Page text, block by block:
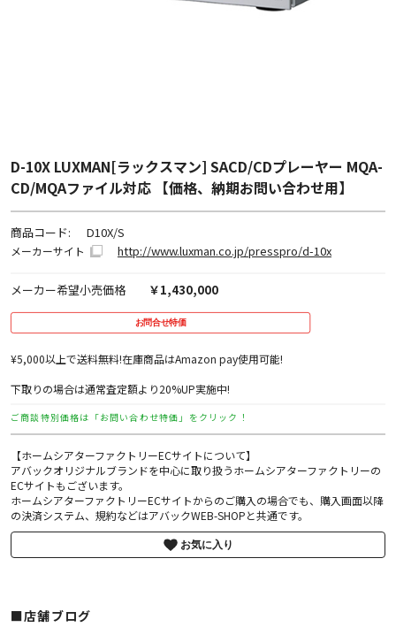
D-10X LUXMAN[ラックスマン] SACD/CDプレーヤー MQA-
CD/MQAファイル対応 【価格、納期お問い合わせ用】
商品コード: D10X/S
メーカーサイト http://www.luxman.co.jp/presspro/d-10x
メーカー希望小売価格 ￥1,430,000
お問合せ特価
¥5,000以上で送料無料!在庫商品はAmazon pay使用可能!
下取りの場合は通常査定額より20%UP実施中!
ご商談特別価格は「お問い合わせ特価」をクリック！
【ホームシアターファクトリーECサイトについて】
アバックオリジナルブランドを中心に取り扱うホームシアターファクトリーの
ECサイトもございます。
ホームシアターファクトリーECサイトからのご購入の場合でも、購入画面以降
の決済システム、規約などはアバックWEB-SHOPと共通です。
お気に入り
■店舗ブログ